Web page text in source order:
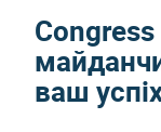
ваш